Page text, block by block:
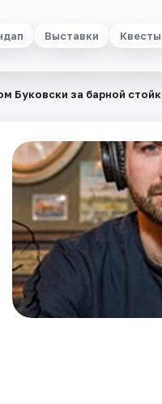
Выставки Квесты
Буковски за барной